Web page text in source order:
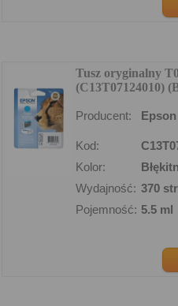
Tusz oryginalny
(C13T07124010)
Producent: Epson
Kod:
Kolor:
Wydajność: 370
Pojemność: 5.5 ml